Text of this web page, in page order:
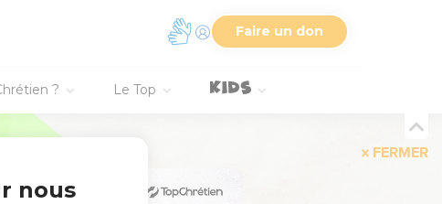
Faire un don
? Le Top
FERMER
nous